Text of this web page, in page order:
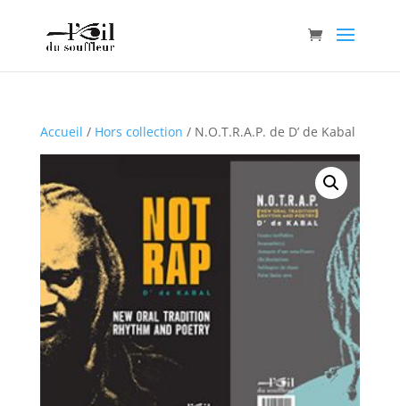
Accueil / Hors collection / N.O.T.R.A.P. de D’ de Kabal